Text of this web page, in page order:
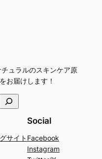
ュラルのスキンケア原
お届けします！
サイト
Social
Facebook
Instagram